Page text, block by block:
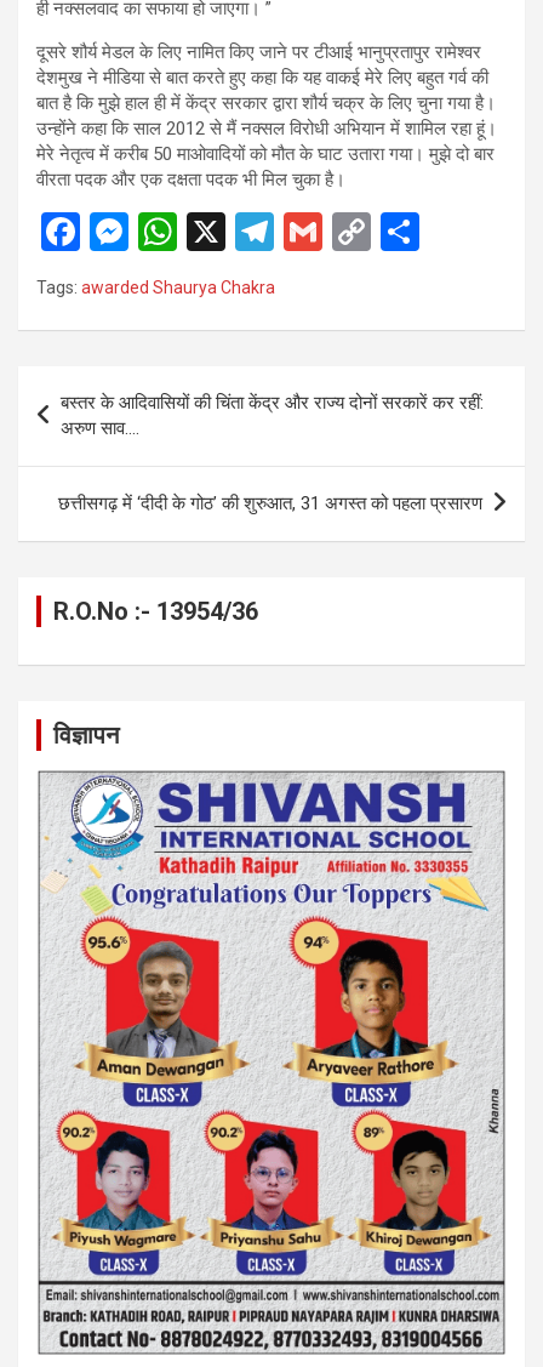
ही नक्सलवाद का सफाया हो जाएगा। ”
दूसरे शौर्य मेडल के लिए नामित किए जाने पर टीआई भानुप्रतापुर रामेश्वर
देशमुख ने मीडिया से बात करते हुए कहा कि यह वाकई मेरे लिए बहुत गर्व की
बात है कि मुझे हाल ही में केंद्र सरकार द्वारा शौर्य चक्र के लिए चुना गया है।
उन्होंने कहा कि साल 2012 से मैं नक्सल विरोधी अभियान में शामिल रहा हूं।
मेरे नेतृत्व में करीब 50 माओवादियों को मौत के घाट उतारा गया। मुझे दो बार
वीरता पदक और एक दक्षता पदक भी मिल चुका है।
F
ce
o
o
k
M
es
se
g
er
W
at
A
p
X
T
e
a
G
C
n
Tags: awarded Shaurya Chakra
navigation
बस्तर के आदिवासियों की चिंता केंद्र और राज्य दोनों सरकारें कर रहीं:
अरुण साव….
छत्तीसगढ़ में ‘दीदी के गोठ’ की शुरुआत, 31 अगस्त को पहला प्रसारण
R.O.No :- 13954/36
विज्ञापन